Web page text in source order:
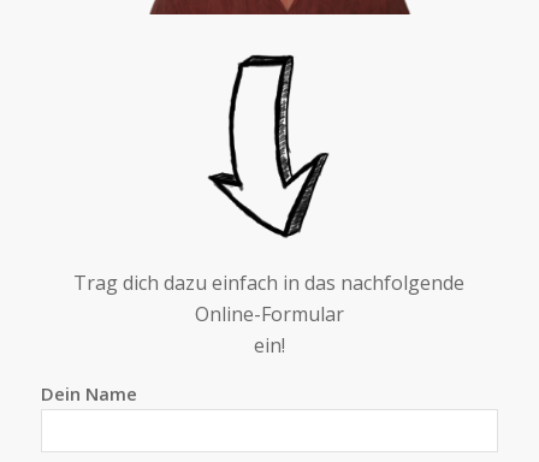
Trag dich dazu einfach in das nachfolgende
Online-Formular
ein!
Dein Name